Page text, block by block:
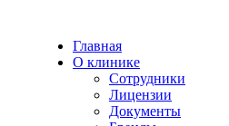
Главная
О клинике
Сотрудники
Лицензии
Документы